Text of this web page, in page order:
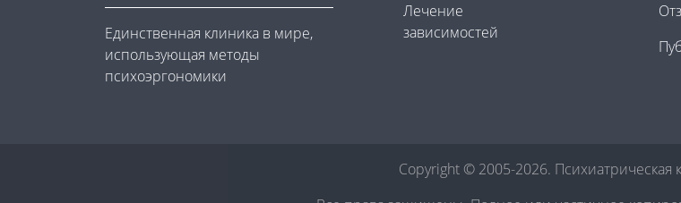
Единственная клиника в мире,
использующая методы
психоэргономики
Лечение
зависимостей
Copyright © 2005-2026. Психиатрическая